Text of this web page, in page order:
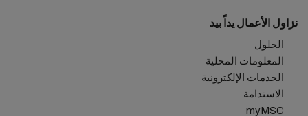
نزاول الأعمال يداً بيد
الحلول
المعلومات المحلية
الخدمات الإلكترونية
الاستدامة
myMSC